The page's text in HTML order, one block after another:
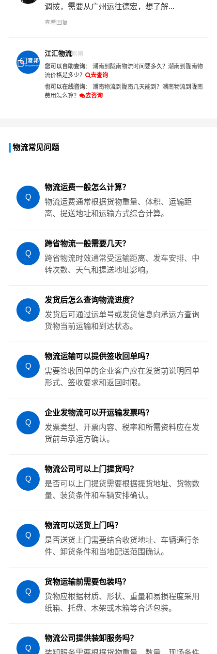
调拨，需要从广州运往德宏，想了解...
查看回复
江汇物流刚刚
您可以自助查询： 潮南到陇南物流时间要多久？ 潮南到陇南物
流价格是多少？
去查询
也可以在线咨询： 潮南物流到陇南几天能到？ 潮南物流到陇南
费用怎么算？
去咨询
物流常见问题
Q
物流运费一般怎么计算？
物流运费通常根据货物重量、体积、运输距
离、提送地址和运输方式综合计算。
Q
跨省物流一般需要几天？
跨省物流时效通常受运输距离、发车安排、中
转次数、天气和提送地址影响。
Q
发货后怎么查询物流进度？
发货后可通过运单号或发货信息向承运方查询
货物当前运输和到达状态。
Q
物流运输可以提供签收回单吗？
需要签收回单的企业客户应在发货前说明回单
形式、签收要求和返回时限。
Q
企业发物流可以开运输发票吗？
发票类型、开票内容、税率和所需资料应在发
货前与承运方确认。
Q
物流公司可以上门提货吗？
是否可以上门提货需要根据提货地址、货物数
量、装货条件和车辆安排确认。
Q
物流可以送货上门吗？
是否送货上门需要结合收货地址、车辆通行条
件、卸货条件和当地配送范围确认。
Q
货物运输前需要包装吗？
货物应根据材质、形状、重量和易损程度采用
纸箱、托盘、木架或木箱等合适包装。
Q
物流公司提供装卸服务吗？